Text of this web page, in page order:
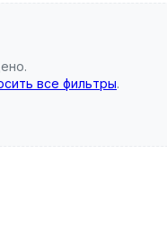
все фильтры.